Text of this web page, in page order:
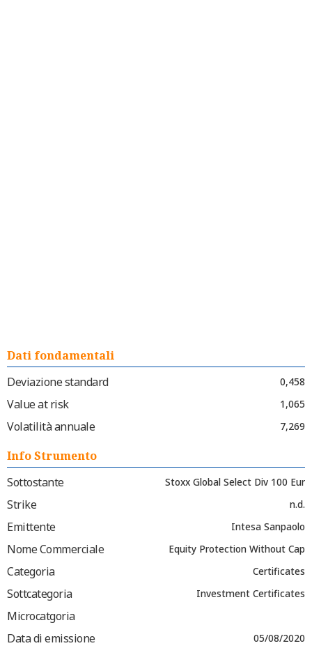
Dati fondamentali
Deviazione standard
0,458
Value at risk 1,065
Volatilità annuale 7,269
Info Strumento
Sottostante
Stoxx Global Select Div 100 Eur
Strike n.d.
Emittente Intesa Sanpaolo
Nome Commerciale Equity Protection Without Cap
Categoria Certificates
Sottcategoria Investment Certificates
Microcatgoria
Data di emissione
05/08/2020